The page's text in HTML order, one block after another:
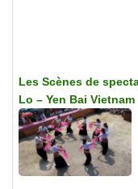
Les Scènes de
Lo – Yen Bai Vietnam